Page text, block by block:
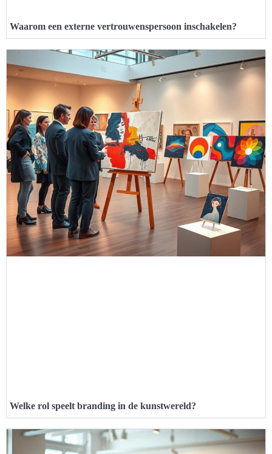
Waarom een externe vertrouwenspersoon inschakelen?
Welke rol speelt branding in de kunstwereld?